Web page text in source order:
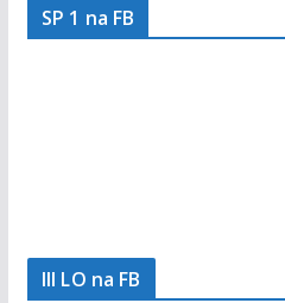
SP 1 na FB
III LO na FB